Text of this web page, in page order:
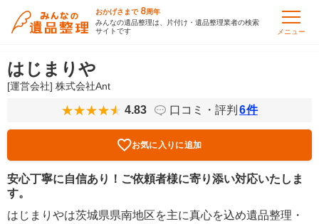
おかげさまで 8周年
みんなの遺品整理は、片付け・遺品整理業者の検索
サイトです
メニュー
はじまりや
[運営会社] 株式会社Ant
4.83 口コミ・評判 6件
お気に入りに追加
安心丁寧に自信あり！ご依頼者様に寄り添い対応いたしま
す。
はじまりやは茨城県県南地区を主に真心を込め遺品整理・